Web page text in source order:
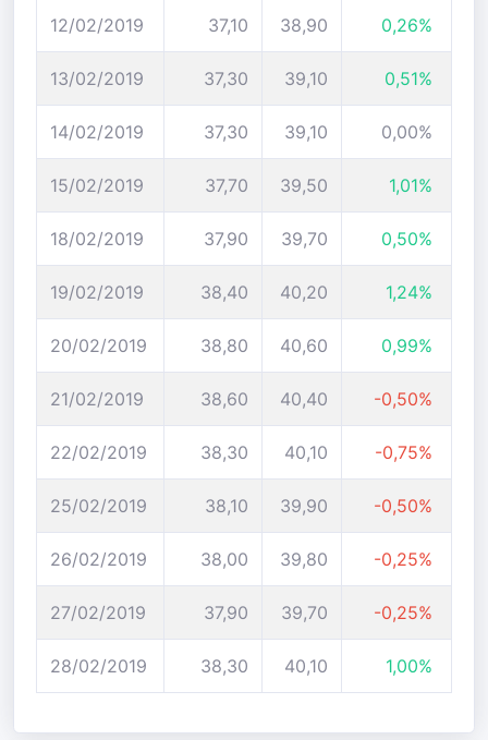
12/02/2019 37,10 38,90 0,26%
13/02/2019 37,30 39,10 0,51%
14/02/2019 37,30 39,10 0,00%
15/02/2019 37,70 39,50 1,01%
18/02/2019 37,90 39,70 0,50%
19/02/2019 38,40 40,20 1,24%
20/02/2019 38,80 40,60 0,99%
21/02/2019 38,60 40,40 -0,50%
22/02/2019 38,30 40,10 -0,75%
25/02/2019 38,10 39,90 -0,50%
26/02/2019 38,00 39,80 -0,25%
27/02/2019 37,90 39,70 -0,25%
28/02/2019 38,30 40,10 1,00%